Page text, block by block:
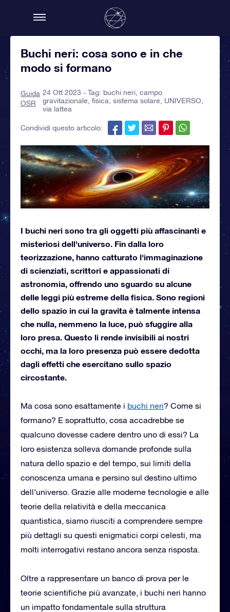
Buchi neri: cosa sono e in che
modo si formano
Guida
OSR
24 Ott 2023 - Tag: buchi neri ,campo
gravitazionale ,fisica ,sistema solare UNIVERSO
via lattea
Condividi questo articolo:
I buchi neri sono tra gli oggetti più affascinanti e
misteriosi dell'universo. Fin dalla loro
teorizzazione, hanno catturato l'immaginazione
di scienziati, scrittori e appassionati di
astronomia, offrendo uno sguardo su alcune
delle leggi più estreme della fisica. Sono regioni
dello spazio in cui la gravita è talmente intensa
che nulla, nemmeno la luce, può sfuggire alla
loro presa. Questo li rende invisibili ai nostri
occhi, ma la loro presenza può essere dedotta
dagli effetti che esercitano sullo spazio
circostante.
Ma cosa sono esattamente i buchi neri? Come si
formano? E soprattutto, cosa accadrebbe se
qualcuno dovesse cadere dentro uno di essi? La
loro esistenza solleva domande profonde sulla
natura dello spazio e del tempo, sui limiti della
conoscenza umana e persino sul destino ultimo
dell’universo. Grazie alle moderne tecnologie e alle
teorie della relatività e della meccanica
quantistica, siamo riusciti a comprendere sempre
più dettagli su questi enigmatici corpi celesti, ma
molti interrogativi restano ancora senza risposta.
Oltre a rappresentare un banco di prova per le
teorie scientifiche più avanzate, i buchi neri hanno
un impatto fondamentale sulla struttura